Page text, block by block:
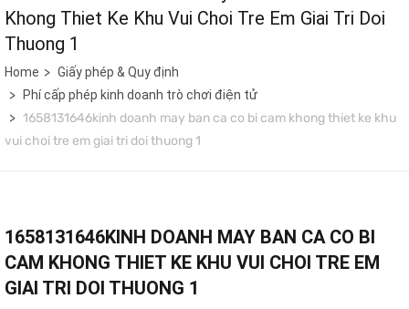
Khong Thiet Ke Khu Vui Choi Tre Em Giai Tri Doi
Thuong 1
Home
Giấy phép & Quy định
Phí cấp phép kinh doanh trò chơi điện tử
1658131646kinh doanh may ban ca co bi cam khong thiet ke khu
vui choi tre em giai tri doi thuong 1
1658131646KINH DOANH MAY BAN CA CO BI
CAM KHONG THIET KE KHU VUI CHOI TRE EM
GIAI TRI DOI THUONG 1